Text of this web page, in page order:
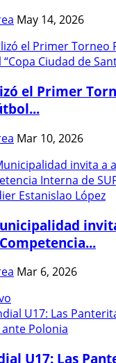
May 14, 2026
el Primer
Mar 10, 2026
Mar 6, 2026
U17: Las